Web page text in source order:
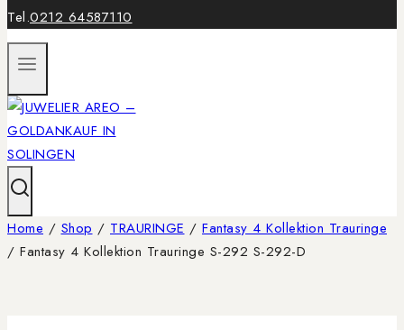
Tel.0212 64587110
Home / Shop / TRAURINGE / Fantasy 4 Kollektion Trauringe
/ Fantasy 4 Kollektion Trauringe S-292 S-292-D